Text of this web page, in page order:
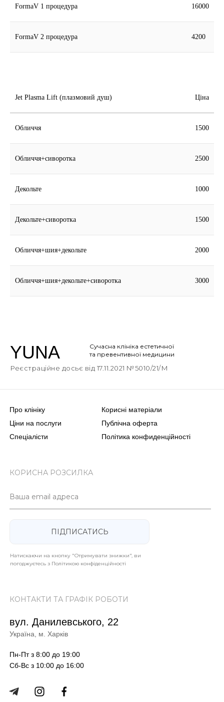
FormaV 1 процедура 16000
FormaV 2 процедура 4200
Jet Plasma Lift (плазмовий душ) Ціна
Обличчя 1500
Обличчя+сиворотка 2500
Декольте 1000
Декольте+сиворотка 1500
Обличчя+шия+декольте 2000
Обличчя+шия+декольте+сиворотка 3000
Турбота про себе
Естетична медицина
Макіяж
Консультація лікарів
Про клініку
Ціни на послуги
Спеціалісти
Корисні матеріали
вул. Данилевського, 22
Пн-Пт з 8:00 до 19:00
Сб-Вс з 10:00 до 16:00
Публічна оферта
Політика конфиденційності
Україна, м. Харків
Ваша email адреса
ПІДПИСАТИСЬ
Натискаючи на кнопку "Отримувати знижки", ви
погоджуєтесь з Політикою конфіденційності
КОРИСНА РОЗСИЛКА
КОНТАКТИ ТА ГРАФІК РОБОТИ
Сучасна клініка естетичної
та превентивної медицини
YUNA
Реєстраційне досьє від 17.11.2021 №5010/21/М